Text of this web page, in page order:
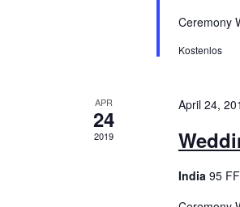
Ceremony
Kostenlos
APR
24
2019
April 24,
India 95